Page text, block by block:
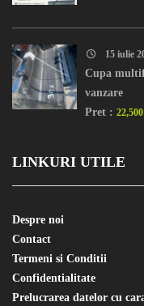
15 iulie
Cupa
vanzare
Pret :
LINKURI UTILE
Despre noi
Contact
Termeni si Conditii
Confidentialitate
Prelucrarea datelor cu